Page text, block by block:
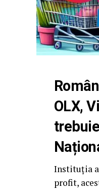
OLX,
Instituția
profit,